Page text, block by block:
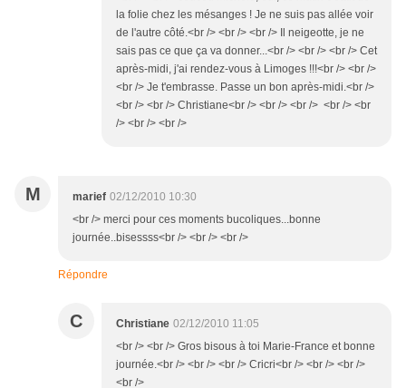
la folie chez les mésanges ! Je ne suis pas allée voir
de l'autre côté.<br /> <br /> <br /> Il neigeotte, je ne
sais pas ce que ça va donner...<br /> <br /> <br /> Cet
après-midi, j'ai rendez-vous à Limoges !!!<br /> <br />
<br /> Je t'embrasse. Passe un bon après-midi.<br />
<br /> <br /> Christiane<br /> <br /> <br /> <br /> <br
/> <br /> <br />
M marief 02/12/2010 10:30
<br /> merci pour ces moments bucoliques...bonne
journée..bisessss<br /> <br /> <br />
Répondre
C Christiane 02/12/2010 11:05
<br /> <br /> Gros bisous à toi Marie-France et bonne
journée.<br /> <br /> <br /> Cricri<br /> <br /> <br />
<br />